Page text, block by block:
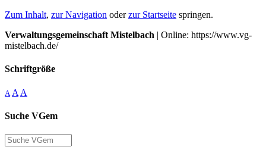
Zum Inhalt, zur Navigation oderzur Startseite springen.
Verwaltungsgemeinschaft Mistelbach | Online: https://www.vg-
mistelbach.de/
Schriftgröße
A A A
Suche VGem